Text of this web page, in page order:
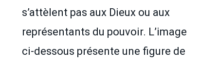
s’attèlent pas aux Dieux ou aux
représentants du pouvoir. L’image
ci-dessous présente une figure de